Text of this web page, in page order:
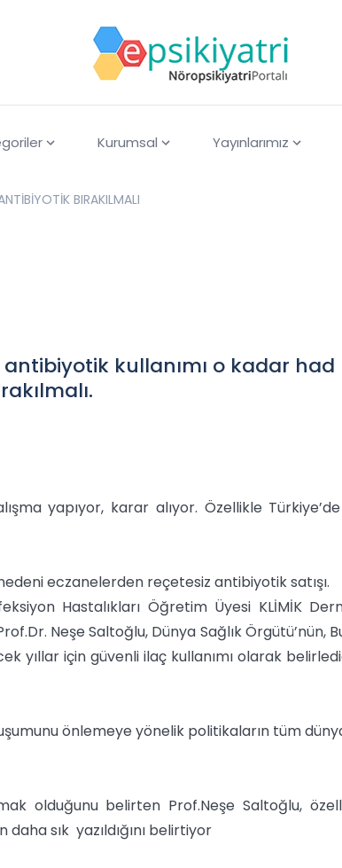
Kurumsal Yayınlarımız
BIRAKILMALI
kullanımı o kadar had
yapıyor, karar alıyor. Özellikle
eczanelerden reçetesiz antibiyotik satışı.
Hastalıkları Öğretim Üyesi KLİMİK
Neşe Saltoğlu, Dünya Sağlık Örgütü’nün,
yıllar için güvenli ilaç kullanımı olarak
önlemeye yönelik politikaların tüm
olduğunu belirten Prof.Neşe Saltoğlu,
sık yazıldığını belirtiyor